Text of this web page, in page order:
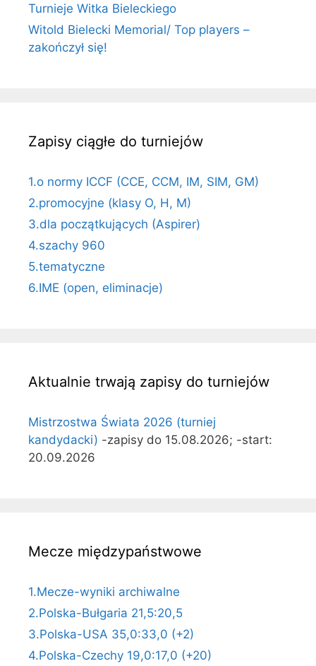
Turnieje Witka Bieleckiego
Witold Bielecki Memorial/ Top players –
zakończył się!
Zapisy ciągłe do turniejów
1.o normy ICCF (CCE, CCM, IM, SIM, GM)
2.promocyjne (klasy O, H, M)
3.dla początkujących (Aspirer)
4.szachy 960
5.tematyczne
6.IME (open, eliminacje)
Aktualnie trwają zapisy do turniejów
Mistrzostwa Świata 2026 (turniej
kandydacki) -zapisy do 15.08.2026; -start:
20.09.2026
Mecze międzypaństwowe
1.Mecze-wyniki archiwalne
2.Polska-Bułgaria 21,5:20,5
3.Polska-USA 35,0:33,0 (+2)
4.Polska-Czechy 19,0:17,0 (+20)